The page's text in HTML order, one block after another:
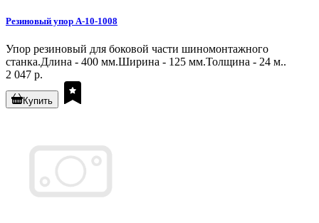
Резиновый упор A-10-1008
Упор резиновый для боковой части шиномонтажного
станка.Длина - 400 мм.Ширина - 125 мм.Толщина - 24 м..
2 047 р.
Купить